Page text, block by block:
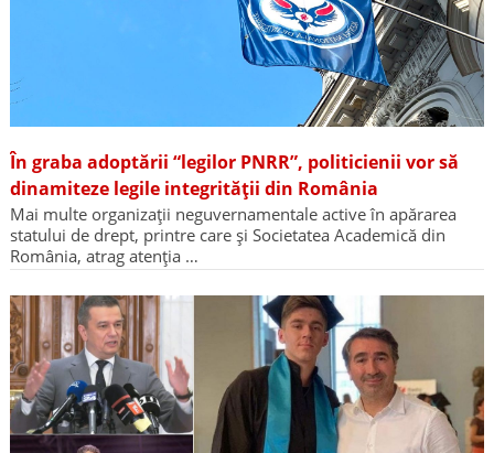
În graba adoptării “legilor PNRR”, politicienii vor să
dinamiteze legile integrității din România
Mai multe organizații neguvernamentale active în apărarea
statului de drept, printre care și Societatea Academică din
România, atrag atenția …